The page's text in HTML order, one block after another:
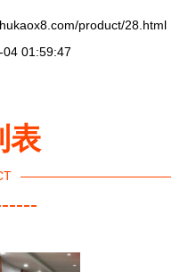
product/28.html
01:59:47
表